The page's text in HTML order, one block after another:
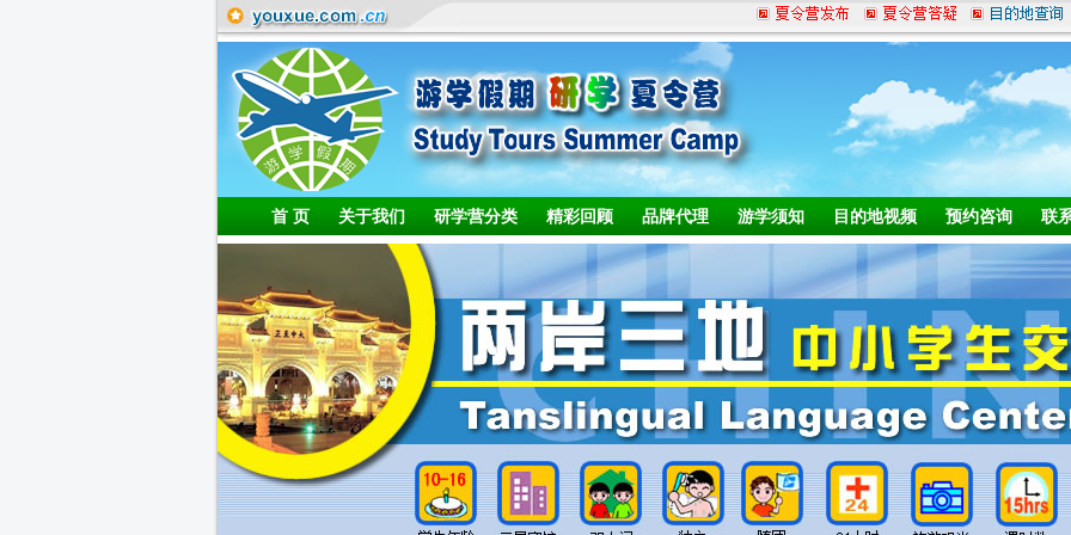
首 页 关于我们 研学营分类 精彩回顾 品牌代理 游学须知 目的地视频 预约咨询 联